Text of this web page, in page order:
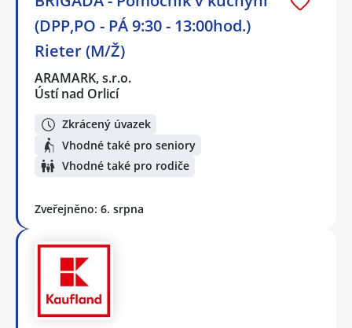
(DPP,PO - PÁ 9:30 - 13:00hod.)
Rieter (M/Ž)
ARAMARK, s.r.o.
Ústí nad Orlicí
Zkrácený úvazek
Vhodné také pro seniory
Vhodné také pro rodiče
Zveřejněno: 6. srpna